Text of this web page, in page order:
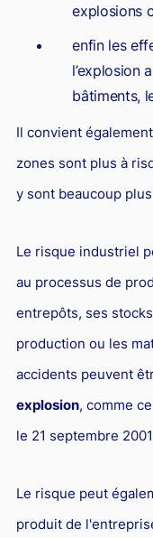
Responsabilité
Hôtellerie et
Droit commercial
Énergie
Responsabilité civile
Banque et
Droit bancaire
Droit du sport
explosions
enfin les
l’explosion
bâtiments,
Il convient
zones sont plus à
y sont beaucoup
Le risque industriel
au processus de
entrepôts, ses
production ou les
accidents peuvent
explosion, comme
le 21 septembre
Le risque peut
produit de